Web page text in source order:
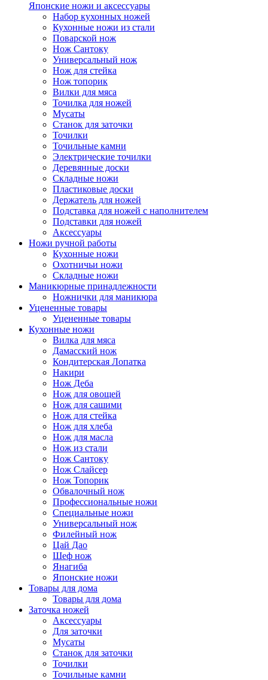
Японские ножи и аксессуары
Набор кухонных ножей
Кухонные ножи из стали
Поварской нож
Нож Сантоку
Универсальный нож
Нож для стейка
Нож топорик
Вилки для мяса
Точилка для ножей
Мусаты
Станок для заточки
Точилки
Точильные камни
Электрические точилки
Деревянные доски
Складные ножи
Пластиковые доски
Держатель для ножей
Подставка для ножей с наполнителем
Подставки для ножей
Аксессуары
Ножи ручной работы
Кухонные ножи
Охотничьи ножи
Складные ножи
Маникюрные принадлежности
Ножнички для маникюра
Уцененные товары
Уцененные товары
Кухонные ножи
Вилка для мяса
Дамасский нож
Кондитерская Лопатка
Накири
Нож Деба
Нож для овощей
Нож для сашими
Нож для стейка
Нож для хлеба
Нож для масла
Нож из стали
Нож Сантоку
Нож Слайсер
Нож Топорик
Обвалочный нож
Профессиональные ножи
Специальные ножи
Универсальный нож
Филейный нож
Цай Дао
Шеф нож
Янагиба
Японские ножи
Товары для дома
Товары для дома
Заточка ножей
Аксессуары
Для заточки
Мусаты
Станок для заточки
Точилки
Точильные камни